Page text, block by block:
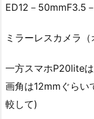
ED12－50mmF3.5
ミラーレスカメラ
一方スマホP20lite
画角は12mmぐらい
較して)